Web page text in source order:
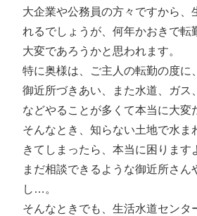
大企業や公務員の方々ですから、
れるでしょうが、何年かおきで転
大変であろうかと思われます。
特に奥様は、ご主人の転勤の度に
御近所づきあい、また水道、ガス
などやることが多くて本当に大変
そんなとき、知らない土地で水ま
きてしまったら、本当に困ります
まだ相談できるような御近所さん
し…。
そんなときでも、生活水道センタ